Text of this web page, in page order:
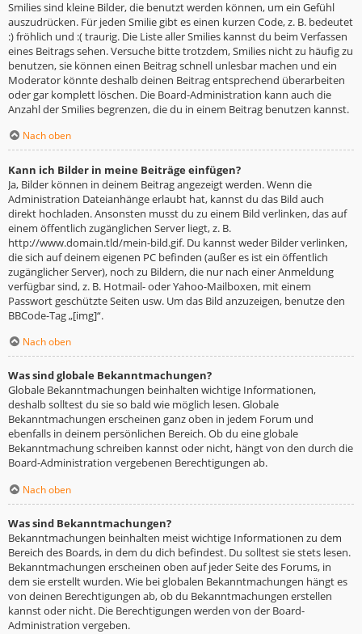
Smilies sind kleine Bilder, die benutzt werden können, um ein Gefühl
auszudrücken. Für jeden Smilie gibt es einen kurzen Code, z. B. bedeutet
:) fröhlich und :( traurig. Die Liste aller Smilies kannst du beim Verfassen
eines Beitrags sehen. Versuche bitte trotzdem, Smilies nicht zu häufig zu
benutzen, sie können einen Beitrag schnell unlesbar machen und ein
Moderator könnte deshalb deinen Beitrag entsprechend überarbeiten
oder gar komplett löschen. Die Board-Administration kann auch die
Anzahl der Smilies begrenzen, die du in einem Beitrag benutzen kannst.
Nach oben
Kann ich Bilder in meine Beiträge einfügen?
Ja, Bilder können in deinem Beitrag angezeigt werden. Wenn die
Administration Dateianhänge erlaubt hat, kannst du das Bild auch
direkt hochladen. Ansonsten musst du zu einem Bild verlinken, das auf
einem öffentlich zugänglichen Server liegt, z. B.
http://www.domain.tld/mein-bild.gif. Du kannst weder Bilder verlinken,
die sich auf deinem eigenen PC befinden (außer es ist ein öffentlich
zugänglicher Server), noch zu Bildern, die nur nach einer Anmeldung
verfügbar sind, z. B. Hotmail- oder Yahoo-Mailboxen, mit einem
Passwort geschützte Seiten usw. Um das Bild anzuzeigen, benutze den
BBCode-Tag „[img]“.
Nach oben
Was sind globale Bekanntmachungen?
Globale Bekanntmachungen beinhalten wichtige Informationen,
deshalb solltest du sie so bald wie möglich lesen. Globale
Bekanntmachungen erscheinen ganz oben in jedem Forum und
ebenfalls in deinem persönlichen Bereich. Ob du eine globale
Bekanntmachung schreiben kannst oder nicht, hängt von den durch die
Board-Administration vergebenen Berechtigungen ab.
Nach oben
Was sind Bekanntmachungen?
Bekanntmachungen beinhalten meist wichtige Informationen zu dem
Bereich des Boards, in dem du dich befindest. Du solltest sie stets lesen.
Bekanntmachungen erscheinen oben auf jeder Seite des Forums, in
dem sie erstellt wurden. Wie bei globalen Bekanntmachungen hängt es
von deinen Berechtigungen ab, ob du Bekanntmachungen erstellen
kannst oder nicht. Die Berechtigungen werden von der Board-
Administration vergeben.